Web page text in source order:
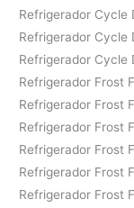
Refrigerador Cycle
Refrigerador Cycle
Refrigerador Cycle
Refrigerador Frost
Refrigerador Frost
Refrigerador Frost
Refrigerador Frost
Refrigerador Frost
Refrigerador Frost